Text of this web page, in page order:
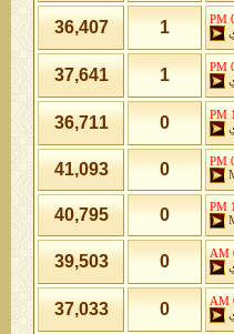
1
36,407
1
37,641
0
36,711
0
41,093
0
40,795
0
39,503
0
37,033